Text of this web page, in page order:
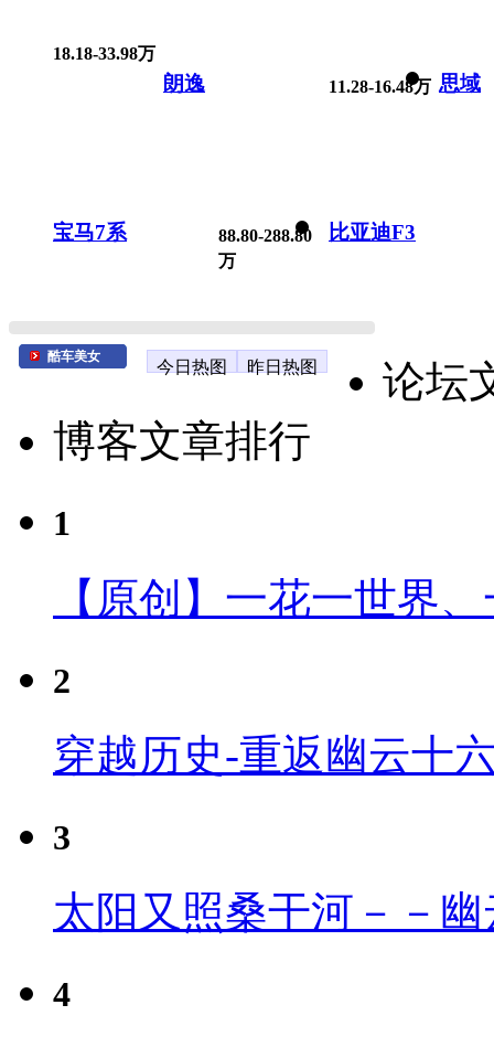
18.18-33.98万
朗逸 11.28-16.48万 思域
宝马7系
88.80-288.80
万
比亚迪F3
酷车美女
今日热图 昨日热图
论坛
博客文章排行
1
【原创】一花一世界
2
穿越历史-重返幽云十
3
太阳又照桑干河－－
4